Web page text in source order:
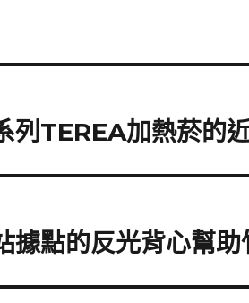
列TEREA加熱菸的
據點的反光背心幫